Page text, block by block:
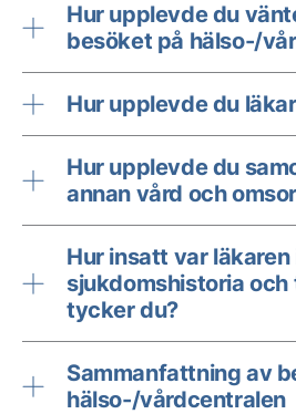
Hur upplevde du
besöket på hälso-/
Hur upplevde du
Hur upplevde du
annan vård och
Hur insatt var läkaren
sjukdomshistoria och
tycker du?
Sammanfattning av
hälso-/vårdcentralen